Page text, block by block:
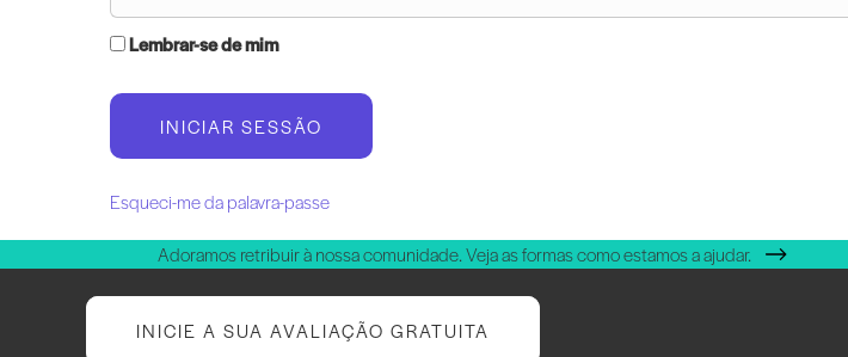
Lembrar-se de mim
Esqueci-me da palavra-passe
Adoramos retribuir à nossa comunidade. Veja as formas como estamos a ajudar.
INICIE A SUA AVALIAÇÃO GRATUITA